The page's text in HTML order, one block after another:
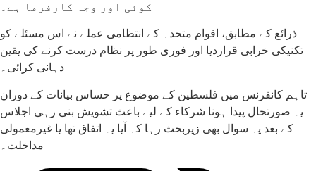
کوئی اور وجہ کارفرما ہے۔
ذرائع کے مطابق، اقوام متحدہ کے انتظامی عملے نے اس مسئلے کو
تکنیکی خرابی قراردیا اور فوری طور پر نظام درست کرنے کی یقین
دہانی کرائی۔
تاہم کانفرنس میں فلسطین کے موضوع پر حساس بیانات کے دوران
یہ صورتحال پیدا ہونا شرکاء کے لیے باعث تشویش بنی رہی اجلاس
کے بعد یہ سوال بھی زیربحث رہا کہ آیا یہ اتفاق تھا یا غیرمعمولی
مداخلت۔